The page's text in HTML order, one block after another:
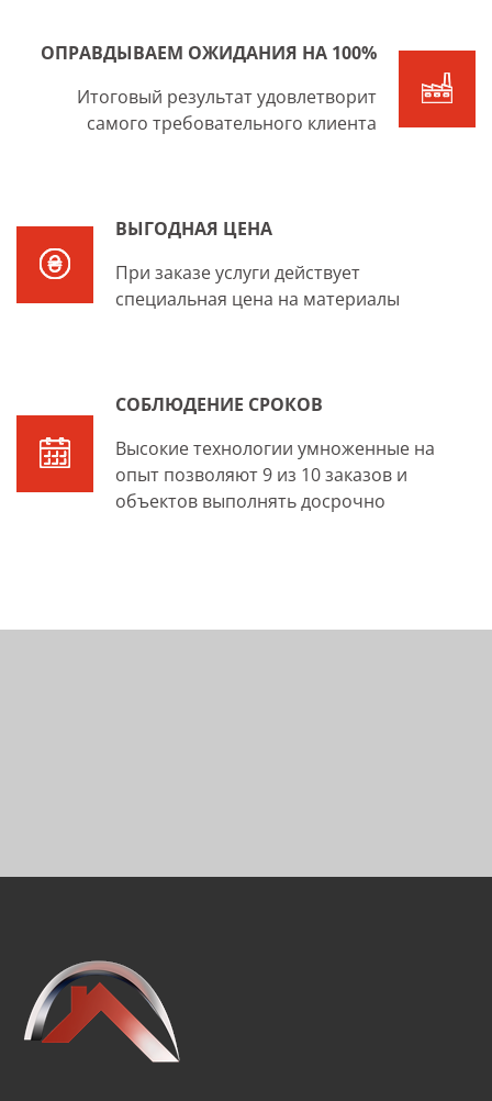
ОПРАВДЫВАЕМ ОЖИДАНИЯ НА 100%
Итоговый результат удовлетворит
самого требовательного клиента
ВЫГОДНАЯ ЦЕНА
При заказе услуги действует
специальная цена на материалы
СОБЛЮДЕНИЕ СРОКОВ
Высокие технологии умноженные на
опыт позволяют 9 из 10 заказов и
объектов выполнять досрочно